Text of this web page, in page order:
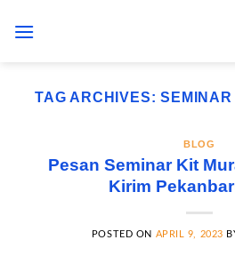
TAG ARCHIVES:
BLOG
Pesan Seminar Kit
Kirim
POSTED ON APRIL 9, 2023